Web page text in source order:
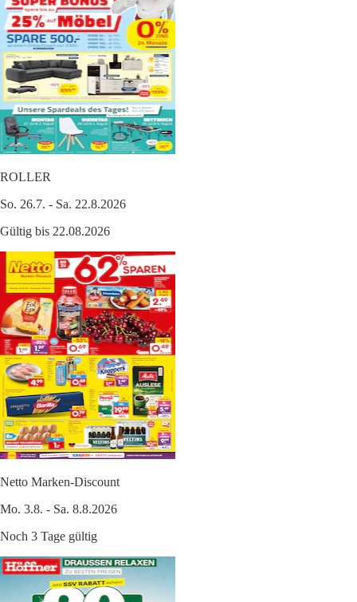
ROLLER
So. 26.7. - Sa. 22.8.2026
Gültig bis 22.08.2026
Netto Marken-Discount
Mo. 3.8. - Sa. 8.8.2026
Noch 3 Tage gültig